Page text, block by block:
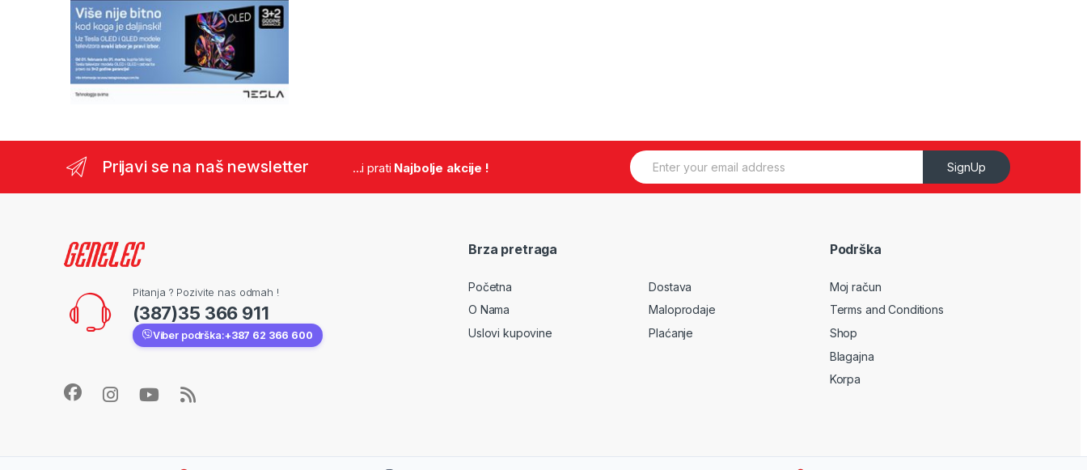
Prijavi se na naš newsletter ...i prati Najbolje akcije !
E
m
SignUp
Pitanja ? Pozivite nas odmah !
(387)35 366 911
Viber podrška:+387 62 366 600
Brza pretraga
Početna
O Nama
Uslovi kupovine
Dostava
Maloprodaje
Plaćanje
Podrška
Moj račun
Terms and Conditions
Shop
Blagajna
Korpa